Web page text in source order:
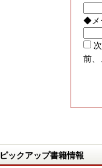
◆メ
前、
ピックアップ書籍情報